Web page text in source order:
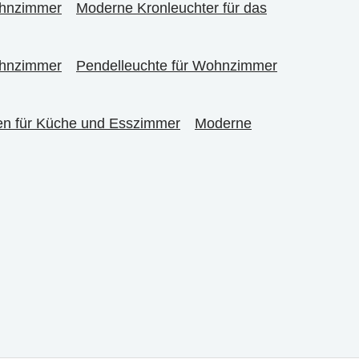
Moderne Kronleuchter für das
Pendelleuchte für Wohnzimmer
für Küche und Esszimmer Moderne